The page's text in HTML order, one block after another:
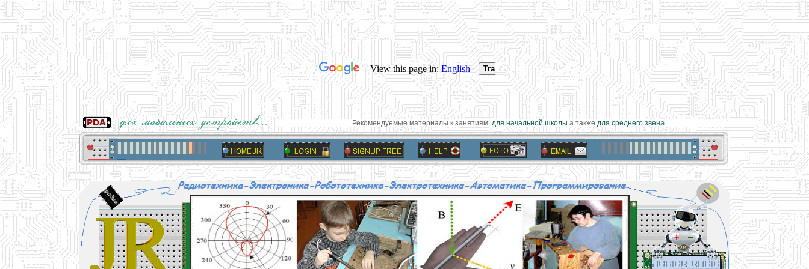
Рекомендуемые материалы к занятиямдля начальной школыа такжедля среднего звена